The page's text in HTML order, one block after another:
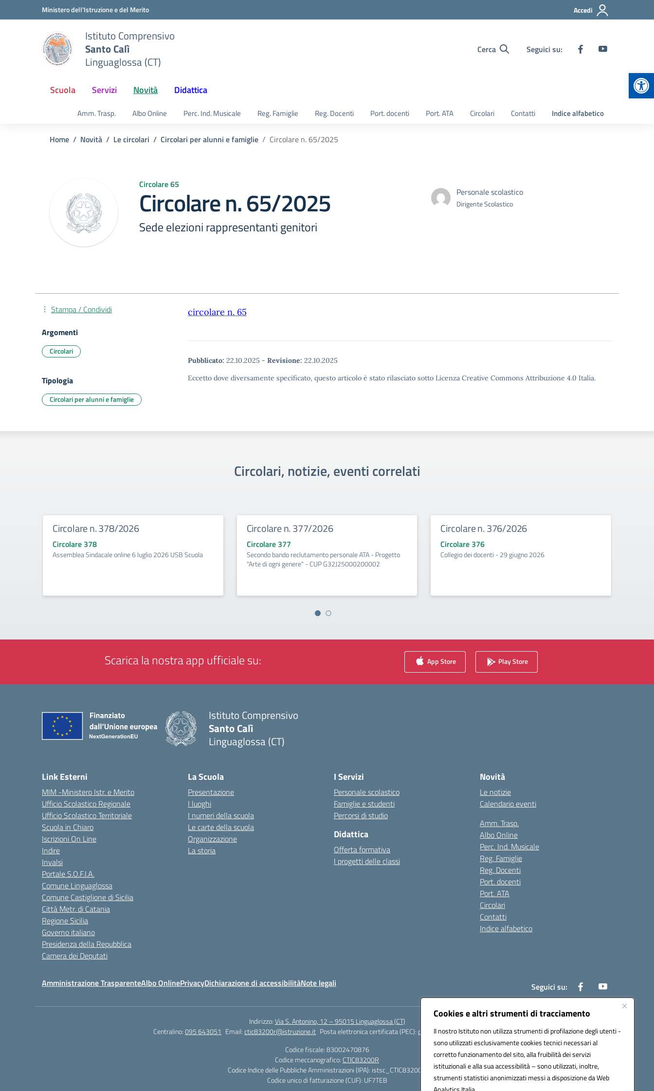
Cookies e altri strumenti di tracciamento
Il nostro Istituto non utilizza strumenti di profilazione degli utenti -
sono utilizzati esclusivamente cookies tecnici necessari al
corretto funzionamento del sito, alla fruibilità dei servizi
istituzionali e alla sua accessibilità – sono utilizzati, inoltre,
strumenti statistici anonimizzati messi a disposizione da Web
Vai ai contenuti
Vai al menu di navigazioneMinistero dell'Istruzione e del Merito Accedi
Istituto Comprensivo
Santo Calì
Linguaglossa (CT)
Cerca Seguici su:
Scuola Servizi Novità Didattica
Amm. Trasp. Albo Online Perc. Ind. Musicale Reg. Famiglie Reg. Docenti Port. docenti Port. ATA Circolari Contatti Indice alfabetico
Home Novità Le circolari Circolari per alunni e famiglie Circolare n. 65/2025
Circolare 65
Circolare n. 65/2025
Sede elezioni rappresentanti genitori
Personale scolastico
Dirigente Scolastico
circolare n. 65
Pubblicato: 22.10.2025 - Revisione: 22.10.2025
Eccetto dove diversamente specificato, questo articolo è stato rilasciato sotto Licenza Creative Commons Attribuzione 4.0 Italia.
Stampa / Condividi
Argomenti
Circolari
Tipologia
Circolari per alunni e famiglie
Circolari, notizie, eventi correlati
Circolare n. 378/2026
Circolare 378
Assemblea Sindacale online 6 luglio 2026 USB Scuola
Circolare n. 377/2026
Circolare 377
Secondo bando reclutamento personale ATA - Progetto
"Arte di ogni genere" - CUP G32J25000200002
Circolare n. 376/2026
Circolare 376
Collegio dei docenti - 29 giugno 2026
Scarica la nostra app ufficiale su: App Store Play Store
Istituto Comprensivo
Santo Calì
Linguaglossa (CT)
Link Esterni
MIM -Ministero Istr. e Merito
Ufficio Scolastico Regionale
Ufficio Scolastico Territoriale
Scuola in Chiaro
Iscrizioni On Line
Indire
Invalsi
Portale S.O.F.I.A.
Comune Linguaglossa
Comune Castiglione di Sicilia
Città Metr. di Catania
Regione Sicilia
Governo italiano
Presidenza della Repubblica
Camera dei Deputati
La Scuola
Presentazione
I luoghi
I numeri della scuola
Le carte della scuola
Organizzazione
La storia
I Servizi
Personale scolastico
Famiglie e studenti
Percorsi di studio
Didattica
Offerta formativa
I progetti delle classi
Novità
Le notizie
Calendario eventi
Amm. Trasp.
Albo Online
Perc. Ind. Musicale
Reg. Famiglie
Reg. Docenti
Port. docenti
Port. ATA
Circolari
Contatti
Indice alfabetico
Amministrazione TrasparenteAlbo OnlinePrivacyDichiarazione di accessibilitàNote legali Seguici su:
Indirizzo:Via S. Antonino, 12 – 95015 Linguaglossa (CT)
Centralino:095 643051 Email:ctic83200r@istruzione.it Posta elettronica certificata (PEC):ctic83200r@pec.istruzione.it
Codice fiscale: 83002470876
Codice meccanografico: CTIC83200R
Codice Indice delle Pubbliche Amministrazioni (IPA): istsc_CTIC83200R
Codice unico di fatturazione (CUF): UF7TEB